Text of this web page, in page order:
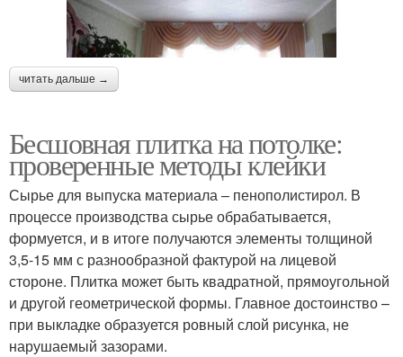
читать дальше →
Бесшовная плитка на потолке:
проверенные методы клейки
Сырье для выпуска материала – пенополистирол. В
процессе производства сырье обрабатывается,
формуется, и в итоге получаются элементы толщиной
3,5-15 мм с разнообразной фактурой на лицевой
стороне. Плитка может быть квадратной, прямоугольной
и другой геометрической формы. Главное достоинство –
при выкладке образуется ровный слой рисунка, не
нарушаемый зазорами.